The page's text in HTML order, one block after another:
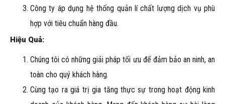
Công ty áp dụng hệ thống quản l‎í chất lượng dịch vụ phù
hợp với tiêu chuẩn hàng đầu.
Hiệu Quả:
Chúng tôi có những giải pháp tối ưu để đảm bảo an ninh, an
toàn cho quý khách hàng.
Cùng tạo ra giá trị gia tăng thực sự trong hoạt động kinh